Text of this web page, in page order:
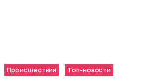
Происшествия Топ-новости